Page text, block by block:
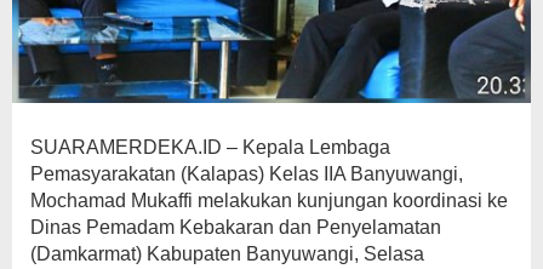
SUARAMERDEKA.ID – Kepala Lembaga
Pemasyarakatan (Kalapas) Kelas IIA Banyuwangi,
Mochamad Mukaffi melakukan kunjungan koordinasi ke
Dinas Pemadam Kebakaran dan Penyelamatan
(Damkarmat) Kabupaten Banyuwangi, Selasa